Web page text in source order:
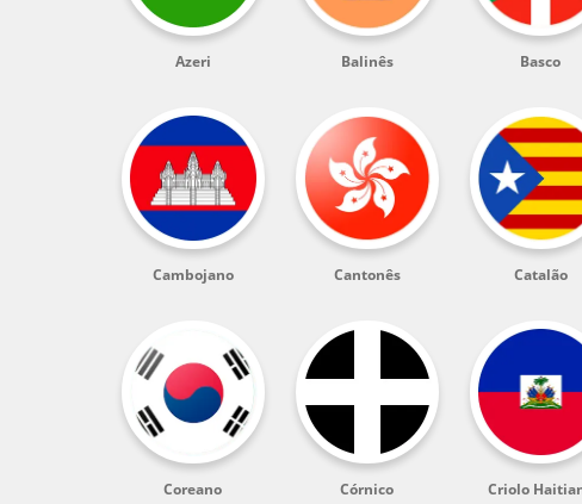
Azeri Balinês Basco
Cambojano Cantonês Catalão
Coreano Córnico Criolo